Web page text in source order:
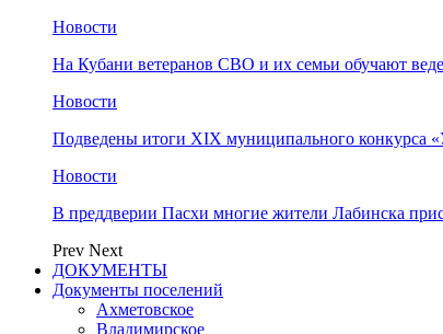
Новости
На Кубани ветеранов СВО и их семьи обучают
Новости
Подведены итоги XIX муниципального конкурса
Новости
В преддверии Пасхи многие жители Лабинска
Prev Next
ДОКУМЕНТЫ
Документы поселений
Ахметовское
Владимирское